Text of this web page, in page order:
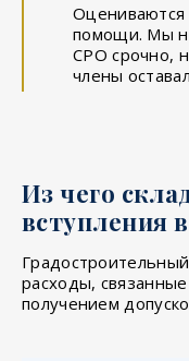
Оцениваются
помощи. Мы
СРО срочно,
члены
Из чего
вступления
расходы,
получением